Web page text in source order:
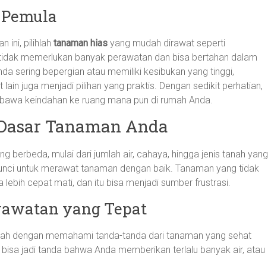
ini, pilihlah tanaman hias yang mudah dirawat seperti
memerlukan banyak perawatan dan bisa bertahan dalam
sering bepergian atau memiliki kesibukan yang tinggi,
juga menjadi pilihan yang praktis. Dengan sedikit perhatian,
keindahan ke ruang mana pun di rumah Anda.
Tanaman Anda
berbeda, mulai dari jumlah air, cahaya, hingga jenis tanah yang
untuk merawat tanaman dengan baik. Tanaman yang tidak
cepat mati, dan itu bisa menjadi sumber frustrasi.
yang Tepat
dengan memahami tanda-tanda dari tanaman yang sehat
jadi tanda bahwa Anda memberikan terlalu banyak air, atau